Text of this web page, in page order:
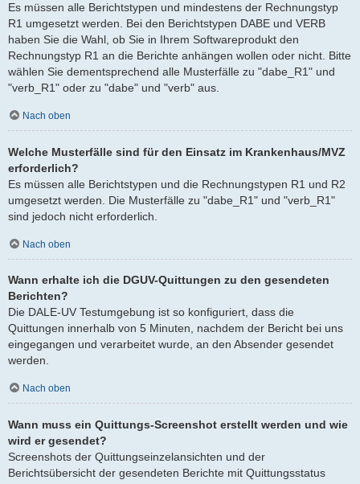
Es müssen alle Berichtstypen und mindestens der Rechnungstyp
R1 umgesetzt werden. Bei den Berichtstypen DABE und VERB
haben Sie die Wahl, ob Sie in Ihrem Softwareprodukt den
Rechnungstyp R1 an die Berichte anhängen wollen oder nicht. Bitte
wählen Sie dementsprechend alle Musterfälle zu "dabe_R1" und
"verb_R1" oder zu "dabe" und "verb" aus.
Nach oben
Welche Musterfälle sind für den Einsatz im Krankenhaus/MVZ
erforderlich?
Es müssen alle Berichtstypen und die Rechnungstypen R1 und R2
umgesetzt werden. Die Musterfälle zu "dabe_R1" und "verb_R1"
sind jedoch nicht erforderlich.
Nach oben
Wann erhalte ich die DGUV-Quittungen zu den gesendeten
Berichten?
Die DALE-UV Testumgebung ist so konfiguriert, dass die
Quittungen innerhalb von 5 Minuten, nachdem der Bericht bei uns
eingegangen und verarbeitet wurde, an den Absender gesendet
werden.
Nach oben
Wann muss ein Quittungs-Screenshot erstellt werden und wie
wird er gesendet?
Screenshots der Quittungseinzelansichten und der
Berichtsübersicht der gesendeten Berichte mit Quittungsstatus